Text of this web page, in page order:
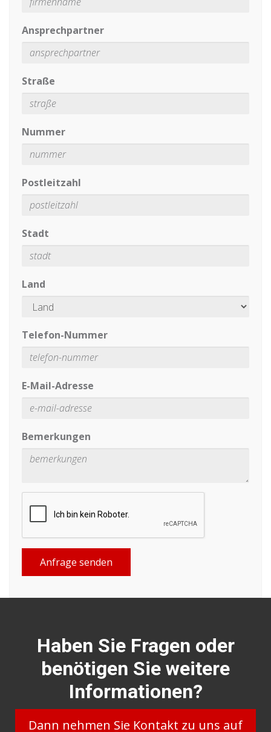
Ansprechpartner
Straße
Nummer
Postleitzahl
Stadt
Land
Telefon-Nummer
E-Mail-Adresse
Bemerkungen
Anfrage senden
Haben Sie Fragen oder
benötigen Sie weitere
Informationen?
Dann nehmen Sie Kontakt zu uns auf